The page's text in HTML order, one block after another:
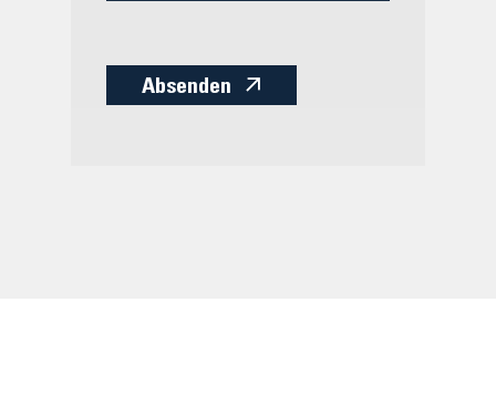
Absenden